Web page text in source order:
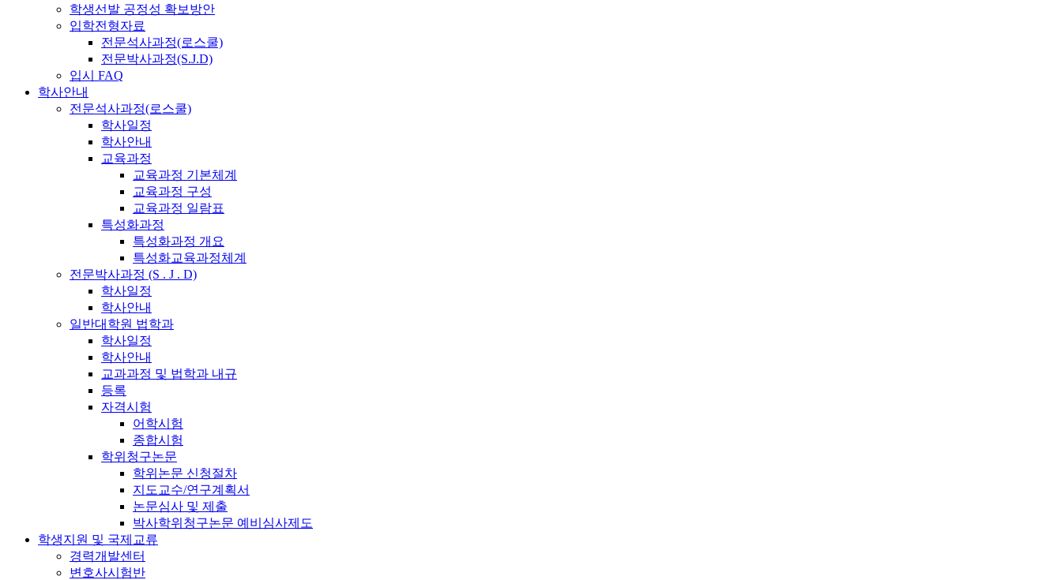
학생선발 공정성 확보방안
입학전형자료
전문석사과정(로스쿨)
전문박사과정(S.J.D)
입시 FAQ
학사안내
전문석사과정(로스쿨)
학사일정
학사안내
교육과정
교육과정 기본체계
교육과정 구성
교육과정 일람표
특성화과정
특성화과정 개요
특성화교육과정체계
전문박사과정 (S . J . D)
학사일정
학사안내
일반대학원 법학과
학사일정
학사안내
교과과정 및 법학과 내규
등록
자격시험
어학시험
종합시험
학위청구논문
학위논문 신청절차
지도교수/연구계획서
논문심사 및 제출
박사학위청구논문 예비심사제도
학생지원 및 국제교류
경력개발센터
변호사시험반